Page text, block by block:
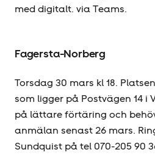
med digitalt. via Teams.
Fagersta-Norberg
Torsdag 30 mars kl 18.
som ligger på Postvägen 14 i
på lättare förtäring och
anmälan senast 26 mars.
Sundquist på tel 070-205 90